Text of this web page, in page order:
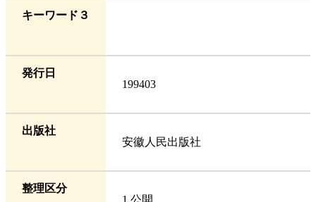
キーワード３
発行日
199403
出版社
安徽人民出版社
整理区分